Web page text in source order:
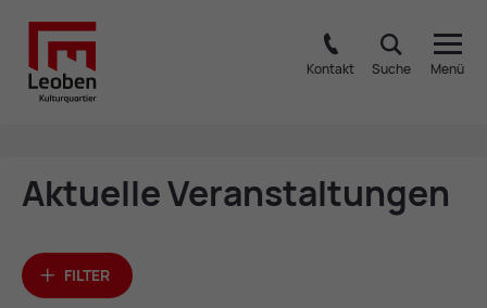
Kontakt Suche Menü
Ak­tu­el­le Ver­an­stal­tun­gen
FILTER